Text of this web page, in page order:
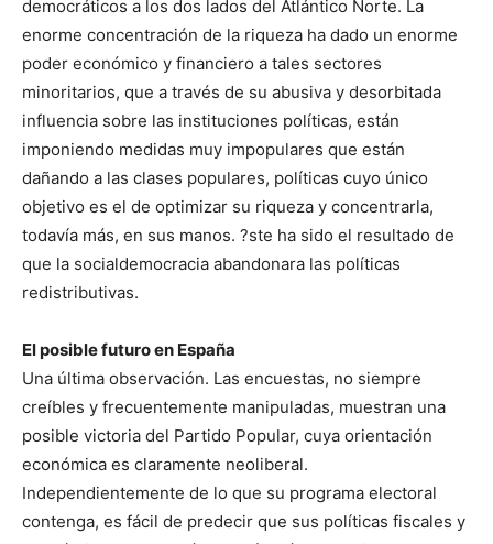
democráticos a los dos lados del Atlántico Norte. La
enorme concentración de la riqueza ha dado un enorme
poder económico y financiero a tales sectores
minoritarios, que a través de su abusiva y desorbitada
influencia sobre las instituciones políticas, están
imponiendo medidas muy impopulares que están
dañando a las clases populares, políticas cuyo único
objetivo es el de optimizar su riqueza y concentrarla,
todavía más, en sus manos. ?ste ha sido el resultado de
que la socialdemocracia abandonara las políticas
redistributivas.
El posible futuro en España
Una última observación. Las encuestas, no siempre
creíbles y frecuentemente manipuladas, muestran una
posible victoria del Partido Popular, cuya orientación
económica es claramente neoliberal.
Independientemente de lo que su programa electoral
contenga, es fácil de predecir que sus políticas fiscales y